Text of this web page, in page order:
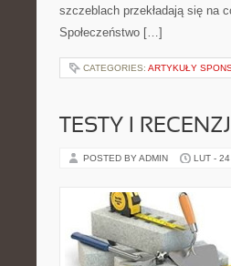
szczeblach przekładają się na
Społeczeństwo […]
CATEGORIES: ARTYKUŁY
TESTY I
POSTED BY ADMIN LUT -